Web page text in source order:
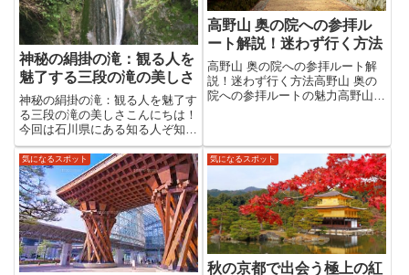
神秘の絹掛の滝：観る人を
魅了する三段の滝の美しさ
神秘の絹掛の滝：観る人を魅了す
る三段の滝の美しさこんにちは！
今回は石川県にある知る人ぞ知る
名瀑、「絹掛の滝（きぬがけのた
き）」についてご紹介します。も
しあなたが自然の中でリフレッシ
ュしたいと感じているなら、この
場所はきっと心に響くはずで
す。...
高野山 奥の院への参拝ル
ート解説！迷わず行く方法
高野山 奥の院への参拝ルート解
説！迷わず行く方法高野山 奥の
院への参拝ルートの魅力高野山の
密教の総本山として知られていま
す。標高約800mの地に位置し...
気になるスポット 気になるスポット
秋の京都で出会う極上の紅